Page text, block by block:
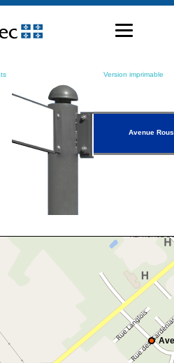
Version imprimable
Avenue